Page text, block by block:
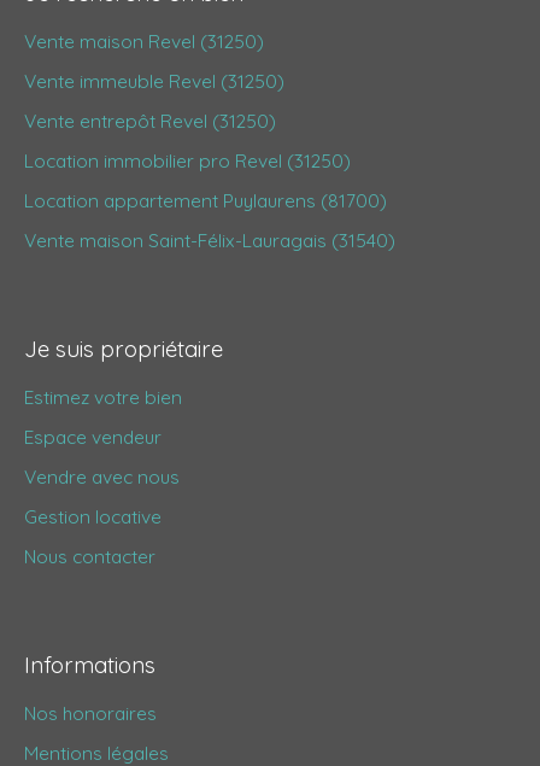
Vente maison Revel (31250)
Vente immeuble Revel (31250)
Vente entrepôt Revel (31250)
Location immobilier pro Revel (31250)
Location appartement Puylaurens (81700)
Vente maison Saint-Félix-Lauragais (31540)
Je suis propriétaire
Estimez votre bien
Espace vendeur
Vendre avec nous
Gestion locative
Nous contacter
Informations
Nos honoraires
Mentions légales